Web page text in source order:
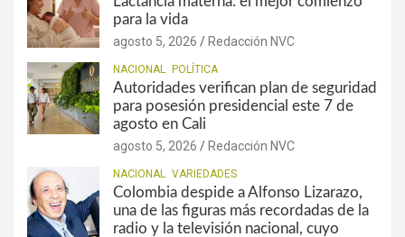
para la vida
agosto 5, 2026 Redacción NVC
NACIONAL POLÍTICA
Autoridades verifican plan de seguridad
para posesión presidencial este 7 de
agosto en Cali
agosto 5, 2026 Redacción NVC
NACIONAL VARIEDADES
Colombia despide a Alfonso Lizarazo,
una de las figuras más recordadas de la
radio y la televisión nacional, cuyo